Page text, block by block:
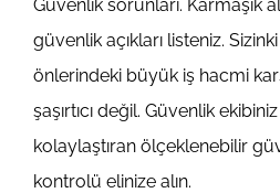
Güvenlik sorunları. Karmaşık
güvenlik açıkları listeniz.
önlerindeki büyük iş hacmi
şaşırtıcı değil. Güvenlik
kolaylaştıran ölçeklenebilir
kontrolü elinize alın.